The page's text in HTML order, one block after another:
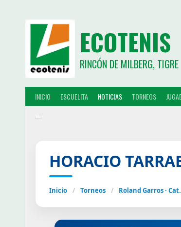
ECOTENIS
RINCÓN DE MILBERG, TIGRE
INICIO ESCUELITA NOTICIAS TORNEOS
HORACIO
Inicio / Torneos / Roland Garros ·